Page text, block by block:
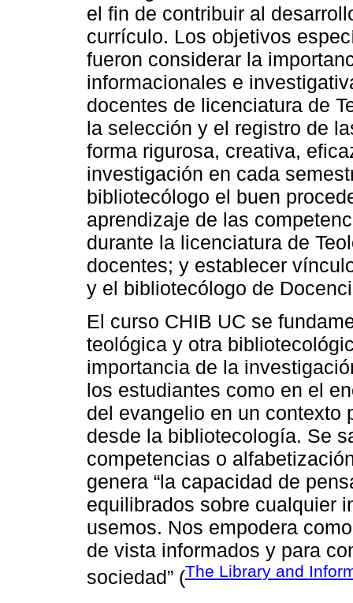
el fin de contribuir al
currículo. Los objetivos
fueron considerar la
informacionales e
docentes de licenciatura de
la selección y el registro de
forma rigurosa, creativa,
investigación en cada
bibliotecólogo el buen
aprendizaje de las
durante la licenciatura de
docentes; y establecer
y el bibliotecólogo de
El curso CHIB UC se
teológica y otra
importancia de la
los estudiantes como en el
del evangelio en un contexto
desde la bibliotecología. Se
competencias o
genera “la capacidad de
equilibrados sobre cualquier
usemos. Nos empodera
de vista informados y para
sociedad” (The Library and